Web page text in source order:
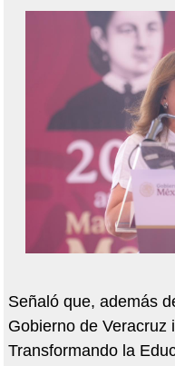
Señaló que, además
Gobierno de Veracruz
Transformando la